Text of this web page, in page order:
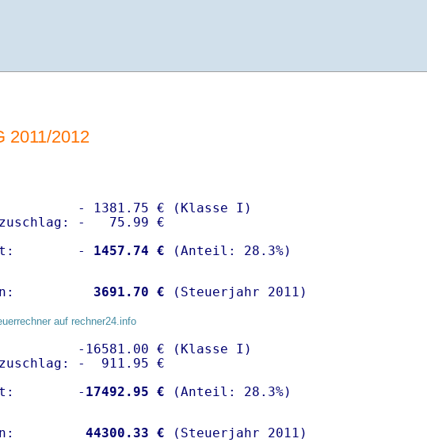
2011/2012
- 1381.75 € (Klasse I)
-   75.99 €
-
1457.74 €
3691.70 € (Steuerjahr 2011)
auf rechner24.info
-16581.00 € (Klasse I)
-  911.95 €
- 17492.95 €
44300.33 € (Steuerjahr 2011)